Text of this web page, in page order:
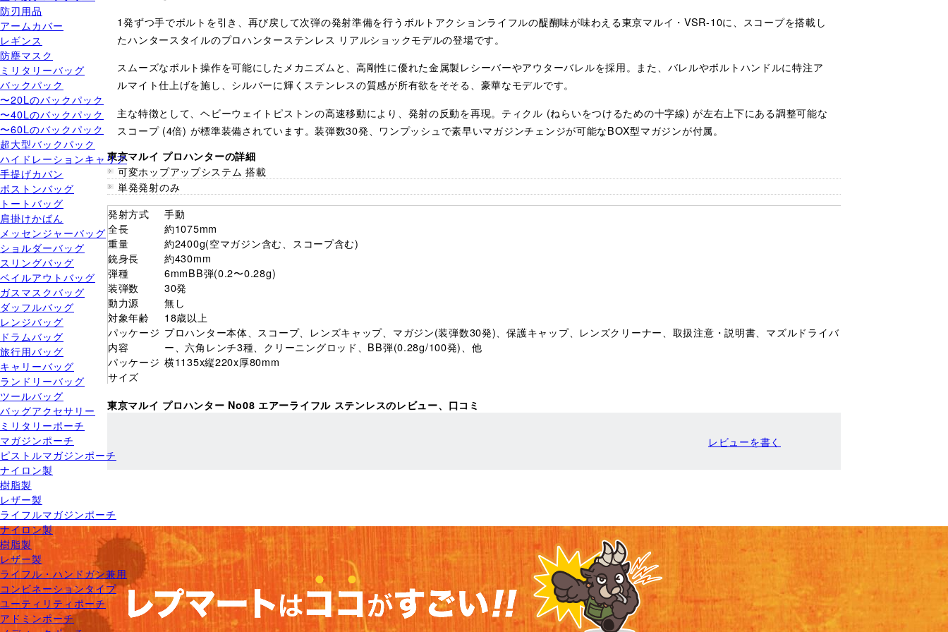
防刃用品
アームカバー
レギンス
防塵マスク
ミリタリーバッグ
バックパック
〜20Lのバックパック
〜40Lのバックパック
〜60Lのバックパック
超大型バックパック
ハイドレーションキャリア
手提げカバン
ボストンバッグ
トートバッグ
肩掛けかばん
メッセンジャーバッグ
ショルダーバッグ
スリングバッグ
ベイルアウトバッグ
ガスマスクバッグ
ダッフルバッグ
レンジバッグ
ドラムバッグ
旅行用バッグ
キャリーバッグ
ランドリーバッグ
ツールバッグ
バッグアクセサリー
ミリタリーポーチ
マガジンポーチ
ピストルマガジンポーチ
ナイロン製
樹脂製
レザー製
ライフルマガジンポーチ
ナイロン製
樹脂製
レザー製
ライフル・ハンドガン兼用
コンビネーションタイプ
ユーティリティポーチ
アドミンポーチ
1発ずつ手でボルトを引き、再び戻して次弾の発射準備を行うボルトアクションライフルの醍醐味が味わえる東京マルイ・VSR-10に、スコープを搭載し
たハンタースタイルのプロハンターステンレス リアルショックモデルの登場です。
スムーズなボルト操作を可能にしたメカニズムと、高剛性に優れた金属製レシーバーやアウターバレルを採用。また、バレルやボルトハンドルに特注ア
ルマイト仕上げを施し、シルバーに輝くステンレスの質感が所有欲をそそる、豪華なモデルです。
主な特徴として、ヘビーウェイトピストンの高速移動により、発射の反動を再現。ティクル (ねらいをつけるための十字線) が左右上下にある調整可能な
スコープ (4倍) が標準装備されています。装弾数30発、ワンプッシュで素早いマガジンチェンジが可能なBOX型マガジンが付属。
東京マルイ プロハンターの詳細
可変ホップアップシステム 搭載
単発発射のみ
発射方式
手動
全長
約1075mm
重量
約2400g(空マガジン含む、スコープ含む)
銃身長
約430mm
弾種
6mmBB弾(0.2〜0.28g)
装弾数
30発
動力源
無し
対象年齢
18歳以上
パッケージ
内容
プロハンター本体、スコープ、レンズキャップ、マガジン(装弾数30発)、保護キャップ、レンズクリーナー、取扱注意・説明書、マズルドライバ
ー、六角レンチ3種、クリーニングロッド、BB弾(0.28g/100発)、他
パッケージ
サイズ
横1135x縦220x厚80mm
東京マルイ プロハンター No08 エアーライフル ステンレスのレビュー、口コミ
レビューを書く